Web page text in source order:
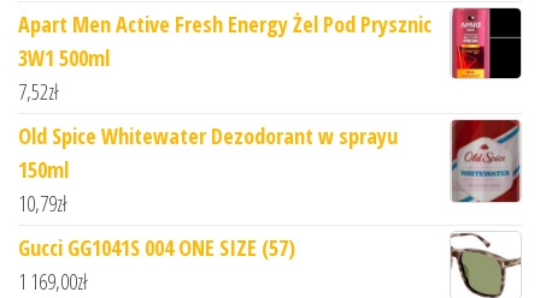
Apart Men Active Fresh Energy Żel Pod Prysznic
3W1 500ml
7,52zł
Old Spice Whitewater Dezodorant w sprayu
150ml
10,79zł
Gucci GG1041S 004 ONE SIZE (57)
1 169,00zł